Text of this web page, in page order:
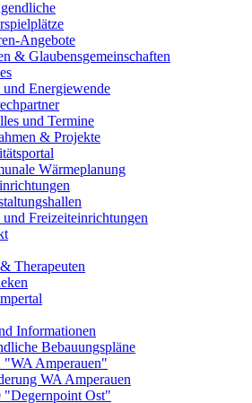
Angebote
& Glaubensgemeinschaften
Energiewende
und Termine
& Projekte
Wärmeplanung
und Freizeiteinrichtungen
Therapeuten
Informationen
Bebauungspläne
"WA Amperauen"
WA Amperauen
"Degernpoint Ost"